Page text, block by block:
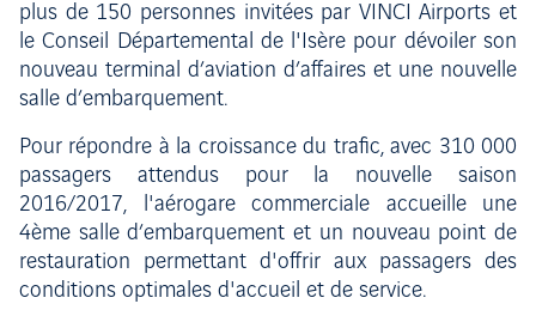
plus de 150 personnes invitées par VINCI Airports et
le Conseil Départemental de l'Isère pour dévoiler son
nouveau terminal d’aviation d’affaires et une nouvelle
salle d’embarquement.
Pour répondre à la croissance du trafic, avec 310 000
passagers attendus pour la nouvelle saison
2016/2017, l'aérogare commerciale accueille une
4ème salle d’embarquement et un nouveau point de
restauration permettant d'offrir aux passagers des
conditions optimales d'accueil et de service.